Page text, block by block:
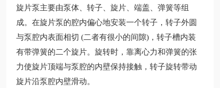
旋片泵主要由泵体、转子、旋片、端盖、弹簧等组
成。在旋片泵的腔内偏心地安装一个转子，转子外圆
与泵腔内表面相切 (二者有很小的间隙) ，转子槽内装
有带弹簧的二个旋片。旋转时，靠离心力和弹簧的张
力使旋片顶端与泵腔的内壁保持接触，转子旋转带动
旋片沿泵腔内壁滑动。